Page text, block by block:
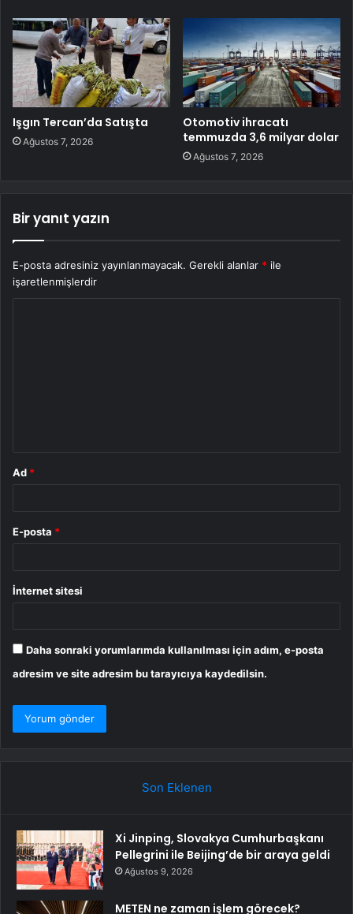
Işgın Tercan’da Satışta
Ağustos 7, 2026
Otomotiv ihracatı
temmuzda 3,6 milyar dolar
Ağustos 7, 2026
Bir yanıt yazın
E-posta adresiniz yayınlanmayacak. Gerekli alanlar * ile
işaretlenmişlerdir
Ad *
E-posta *
İnternet sitesi
Daha sonraki yorumlarımda kullanılması için adım, e-posta
adresim ve site adresim bu tarayıcıya kaydedilsin.
Son Eklenen
Xi Jinping, Slovakya Cumhurbaşkanı
Pellegrini ile Beijing’de bir araya geldi
Ağustos 9, 2026
METEN ne zaman işlem görecek?